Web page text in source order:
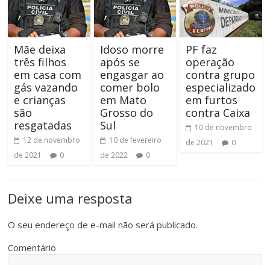
Mãe deixa
três filhos
em casa com
gás vazando
e crianças
são
resgatadas
12 de novembro
de 2021
0
Idoso morre
após se
engasgar ao
comer bolo
em Mato
Grosso do
Sul
10 de fevereiro
de 2022
0
PF faz
operação
contra grupo
especializado
em furtos
contra Caixa
10 de novembro
de 2021
0
Deixe uma resposta
O seu endereço de e-mail não será publicado.
Comentário